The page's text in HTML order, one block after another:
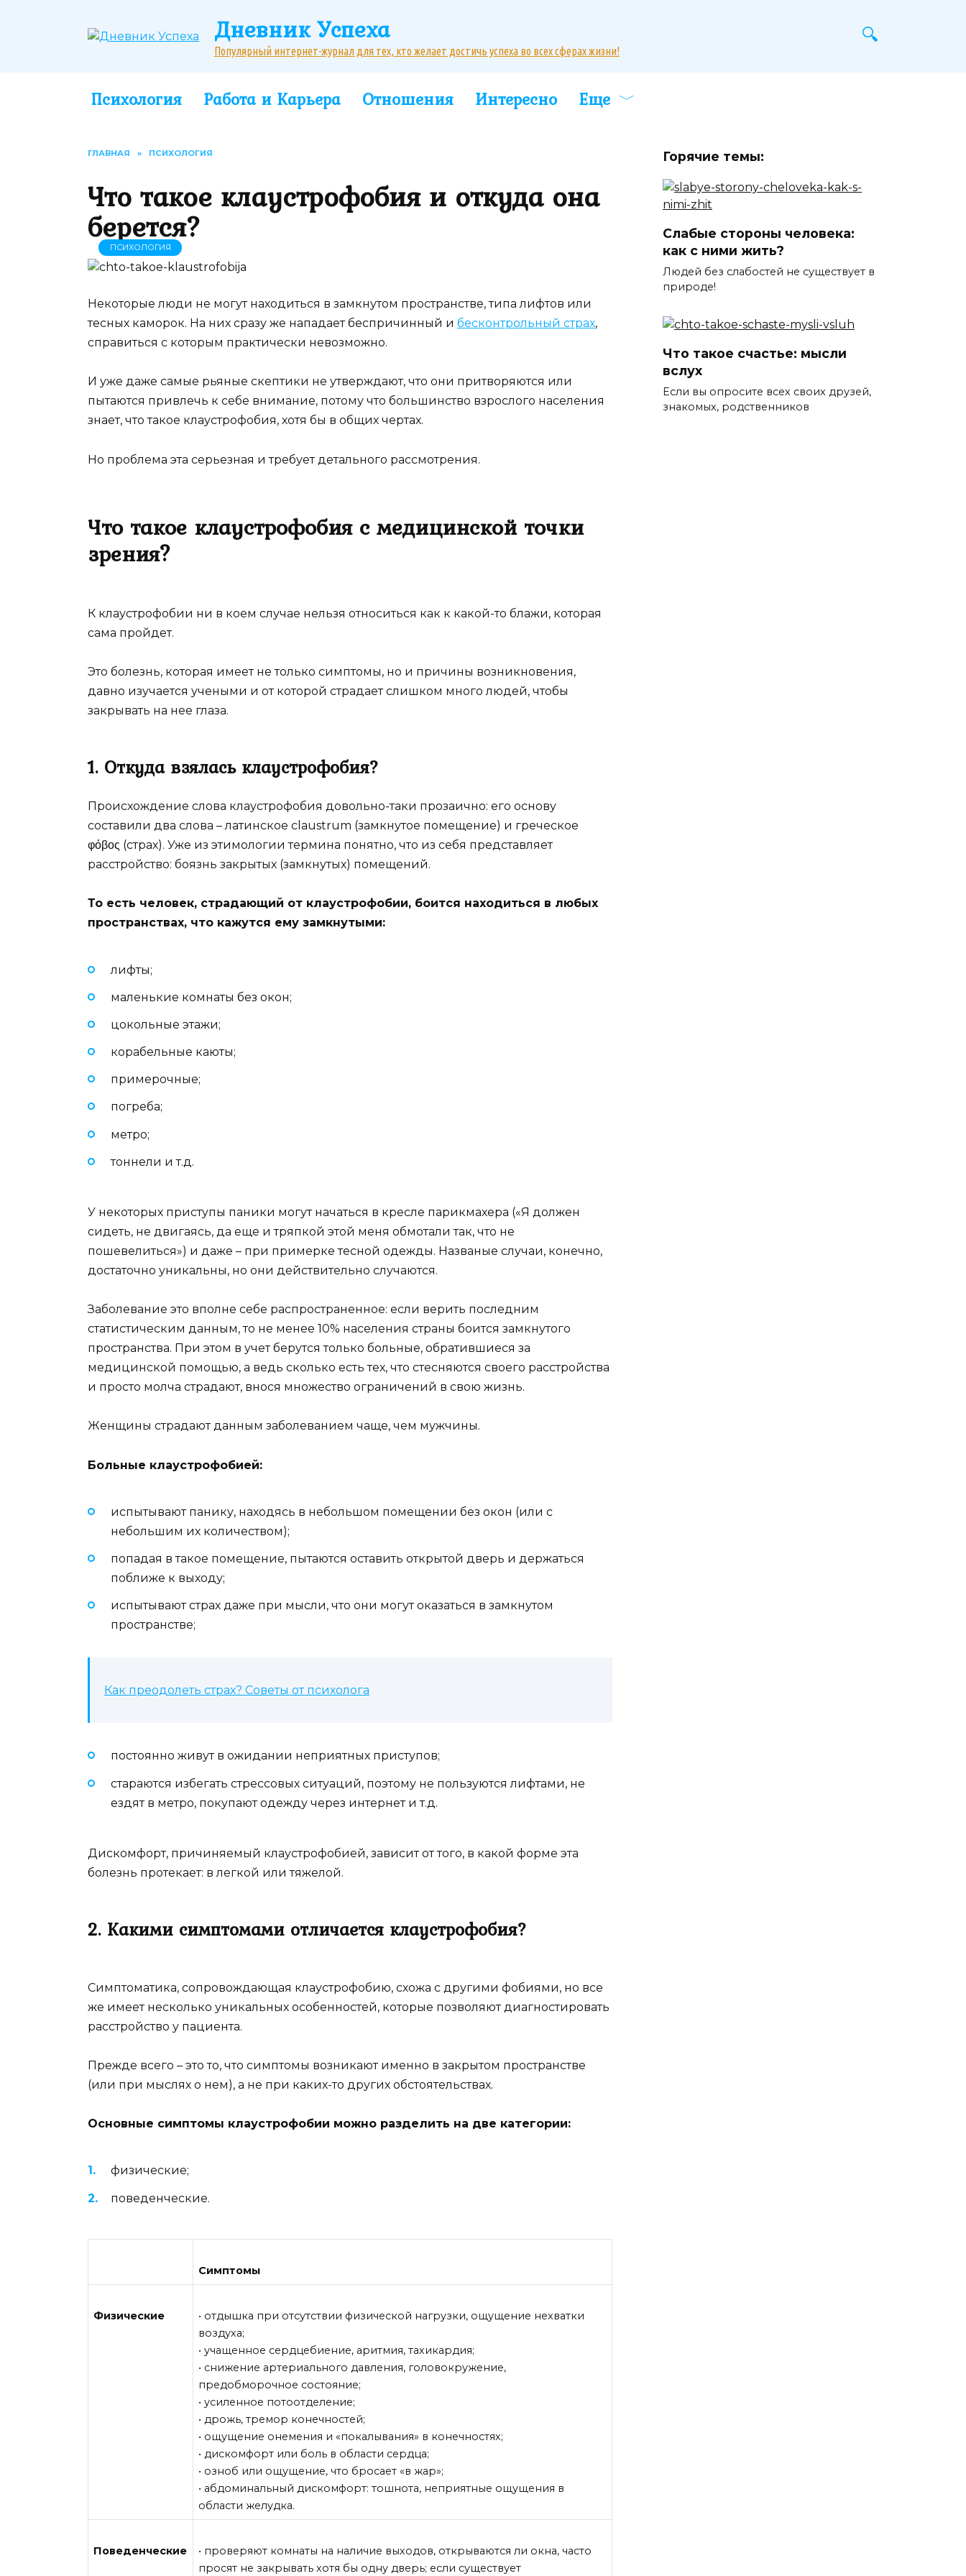
Дневник Успеха
Популярный интернет-журнал для тех, кто желает достичь успеха во всех сферах жизни!
Психология Работа и Карьера Отношения Интересно Еще
ГЛАВНАЯ » ПСИХОЛОГИЯ
Что такое клаустрофобия и откуда она
берется?
ПСИХОЛОГИЯ
Некоторые люди не могут находиться в замкнутом пространстве, типа лифтов или
тесных каморок. На них сразу же нападает беспричинный и бесконтрольный страх,
справиться с которым практически невозможно.
И уже даже самые рьяные скептики не утверждают, что они притворяются или
пытаются привлечь к себе внимание, потому что большинство взрослого населения
знает, что такое клаустрофобия, хотя бы в общих чертах.
Но проблема эта серьезная и требует детального рассмотрения.
Что такое клаустрофобия с медицинской точки
зрения?
К клаустрофобии ни в коем случае нельзя относиться как к какой-то блажи, которая
сама пройдет.
Это болезнь, которая имеет не только симптомы, но и причины возникновения,
давно изучается учеными и от которой страдает слишком много людей, чтобы
закрывать на нее глаза.
1. Откуда взялась клаустрофобия?
Происхождение слова клаустрофобия довольно-таки прозаично: его основу
составили два слова – латинское claustrum (замкнутое помещение) и греческое
φόβος (страх). Уже из этимологии термина понятно, что из себя представляет
расстройство: боязнь закрытых (замкнутых) помещений.
То есть человек, страдающий от клаустрофобии, боится находиться в любых
пространствах, что кажутся ему замкнутыми:
лифты;
маленькие комнаты без окон;
цокольные этажи;
корабельные каюты;
примерочные;
погреба;
метро;
тоннели и т.д.
У некоторых приступы паники могут начаться в кресле парикмахера («Я должен
сидеть, не двигаясь, да еще и тряпкой этой меня обмотали так, что не
пошевелиться») и даже – при примерке тесной одежды. Названые случаи, конечно,
достаточно уникальны, но они действительно случаются.
Заболевание это вполне себе распространенное: если верить последним
статистическим данным, то не менее 10% населения страны боится замкнутого
пространства. При этом в учет берутся только больные, обратившиеся за
медицинской помощью, а ведь сколько есть тех, что стесняются своего расстройства
и просто молча страдают, внося множество ограничений в свою жизнь.
Женщины страдают данным заболеванием чаще, чем мужчины.
Больные клаустрофобией:
испытывают панику, находясь в небольшом помещении без окон (или с
небольшим их количеством);
попадая в такое помещение, пытаются оставить открытой дверь и держаться
поближе к выходу;
испытывают страх даже при мысли, что они могут оказаться в замкнутом
пространстве;
Как преодолеть страх? Советы от психолога
постоянно живут в ожидании неприятных приступов;
стараются избегать стрессовых ситуаций, поэтому не пользуются лифтами, не
ездят в метро, покупают одежду через интернет и т.д.
Дискомфорт, причиняемый клаустрофобией, зависит от того, в какой форме эта
болезнь протекает: в легкой или тяжелой.
2. Какими симптомами отличается клаустрофобия?
Симптоматика, сопровождающая клаустрофобию, схожа с другими фобиями, но все
же имеет несколько уникальных особенностей, которые позволяют диагностировать
расстройство у пациента.
Прежде всего – это то, что симптомы возникают именно в закрытом пространстве
(или при мыслях о нем), а не при каких-то других обстоятельствах.
Основные симптомы клаустрофобии можно разделить на две категории:
физические;
поведенческие.
Симптомы
Физические
• отдышка при отсутствии физической нагрузки, ощущение нехватки
воздуха;
• учащенное сердцебиение, аритмия, тахикардия;
• снижение артериального давления, головокружение,
предобморочное состояние;
• усиленное потоотделение;
• дрожь, тремор конечностей;
• ощущение онемения и «покалывания» в конечностях;
• дискомфорт или боль в области сердца;
• озноб или ощущение, что бросает «в жар»;
• абдоминальный дискомфорт: тошнота, неприятные ощущения в
области желудка.
Поведенческие
• проверяют комнаты на наличие выходов, открываются ли окна, часто
просят не закрывать хотя бы одну дверь; если существует
Горячие темы:
Слабые стороны человека:
как с ними жить?
Людей без слабостей не существует в
природе!
Что такое счастье: мысли
вслух
Если вы опросите всех своих друзей,
знакомых, родственников